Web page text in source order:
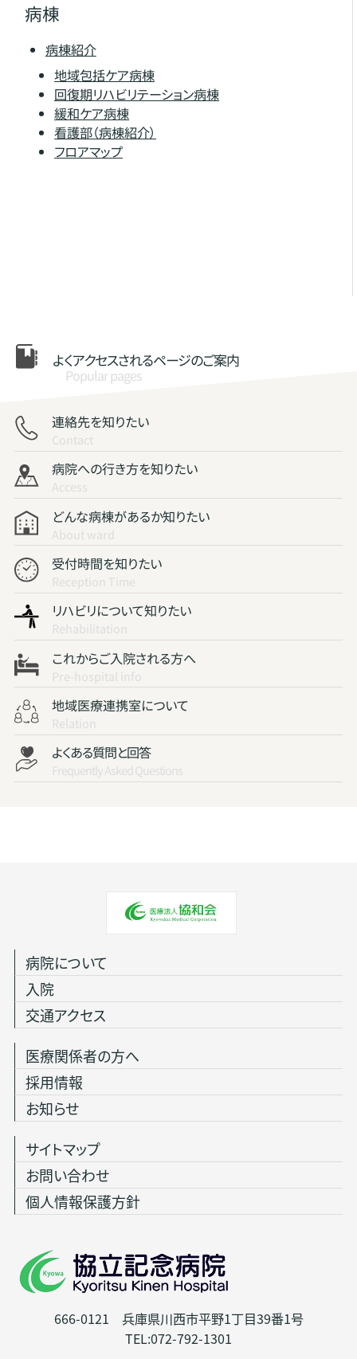
病棟
病棟紹介
地域包括ケア病棟
回復期リハビリテーション病棟
緩和ケア病棟
看護部（病棟紹介）
フロアマップ
よくアクセスされるページのご案内
Popular pages
連絡先を知りたい
Contact
病院への行き方を知りたい
Access
どんな病棟があるか知りたい
About ward
受付時間を知りたい
Reception Time
リハビリについて知りたい
Rehabilitation
これからご入院される方へ
Pre-hospital info
地域医療連携室について
Relation
よくある質問と回答
Frequently Asked Questions
666-0121 兵庫県川西市平野1丁目39番1号
TEL:072-792-1301
病院について
入院
交通アクセス
医療関係者の方へ
採用情報
お知らせ
サイトマップ
お問い合わせ
個人情報保護方針